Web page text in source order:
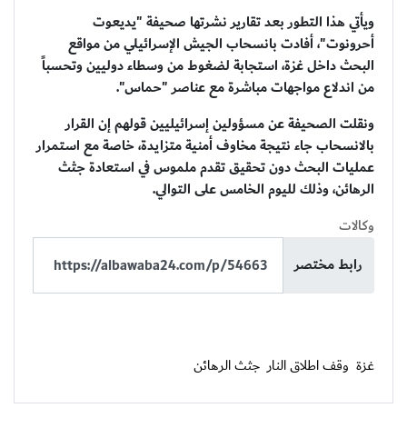
ويأتي هذا التطور بعد تقارير نشرتها صحيفة "يديعوت
أحرونوت"، أفادت بانسحاب الجيش الإسرائيلي من مواقع
البحث داخل غزة، استجابة لضغوط من وسطاء دوليين وتحسباً
من اندلاع مواجهات مباشرة مع عناصر "حماس".
ونقلت الصحيفة عن مسؤولين إسرائيليين قولهم إن القرار
بالانسحاب جاء نتيجة مخاوف أمنية متزايدة، خاصة مع استمرار
عمليات البحث دون تحقيق تقدم ملموس في استعادة جثث
الرهائن، وذلك لليوم الخامس على التوالي.
وكالات
رابط مختصر
غزة وقف اطلاق النار جثث الرهائن